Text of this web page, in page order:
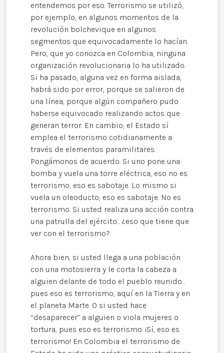
entendemos por eso. Terrorismo se utilizó,
por ejemplo, en algunos momentos de la
revolución bolchevique en algunos
segmentos que equivocadamente lo hacían.
Pero, que yo conozca en Colombia, ninguna
organización revolucionaria lo ha utilizado.
Si ha pasado, alguna vez en forma aislada,
habrá sido por error, porque se salieron de
una línea, porque algún compañero pudo
haberse equivocado realizando actos que
generan terror. En cambio, el Estado sí
emplea el terrorismo cotidianamente a
través de elementos paramilitares.
Pongámonos de acuerdo. Si uno pone una
bomba y vuela una torre eléctrica, eso no es
terrorismo, eso es sabotaje. Lo mismo si
vuela un oleoducto, eso es sabotaje. No es
terrorismo. Si usted realiza una acción contra
una patrulla del ejército... ¿eso que tiene que
ver con el terrorismo?
Ahora bien, si usted llega a una población
con una motosierra y le corta la cabeza a
alguien delante de todo el pueblo reunido...
pues eso es terrorismo, aquí en la Tierra y en
el planeta Marte. O si usted hace
“desaparecer” a alguien o viola mujeres o
tortura, pues eso es terrorismo. ¡Sí, eso es
terrorismo! En Colombia el terrorismo de